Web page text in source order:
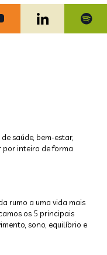
saúde, bem-estar,
por inteiro de forma
rumo a uma vida mais
os 5 principais
sono, equilíbrio e